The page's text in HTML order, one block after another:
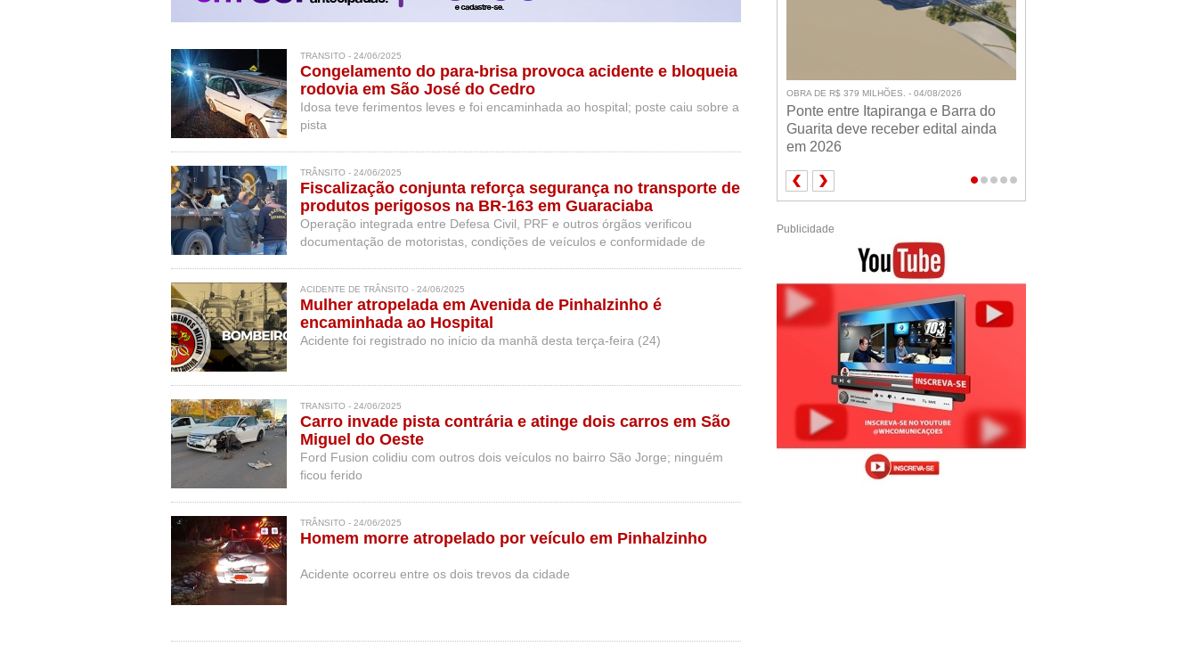
TRANSITO - 24/06/2025
Congelamento do para-brisa provoca acidente e bloqueia
rodovia em São José do Cedro
Idosa teve ferimentos leves e foi encaminhada ao hospital; poste caiu sobre a
pista
TRÂNSITO - 24/06/2025
Fiscalização conjunta reforça segurança no transporte de
produtos perigosos na BR-163 em Guaraciaba
Operação integrada entre Defesa Civil, PRF e outros órgãos verificou
documentação de motoristas, condições de veículos e conformidade de
ACIDENTE DE TRÂNSITO - 24/06/2025
Mulher atropelada em Avenida de Pinhalzinho é
encaminhada ao Hospital
Acidente foi registrado no início da manhã desta terça-feira (24)
TRANSITO - 24/06/2025
Carro invade pista contrária e atinge dois carros em São
Miguel do Oeste
Ford Fusion colidiu com outros dois veículos no bairro São Jorge; ninguém
ficou ferido
TRÂNSITO - 24/06/2025
Homem morre atropelado por veículo em Pinhalzinho
Acidente ocorreu entre os dois trevos da cidade
OBRA DE R$ 379 MILHÕES. - 04/08/2026
Ponte entre Itapiranga e Barra do
Guarita deve receber edital ainda
em 2026
Publicidade